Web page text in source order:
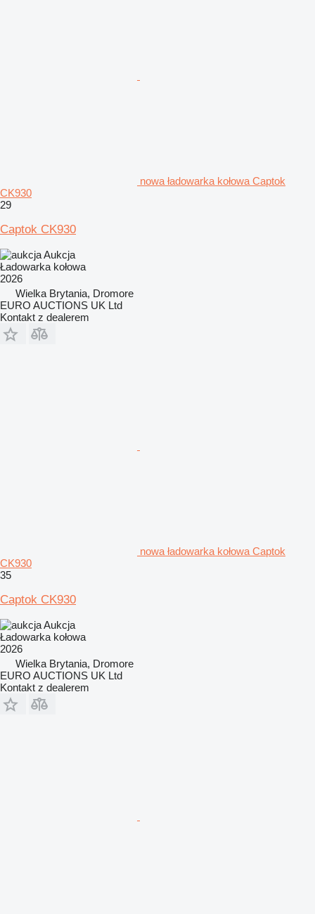
nowa ładowarka kołowa Captok
CK930
29
Captok CK930
Aukcja
Ładowarka kołowa
2026
Wielka Brytania, Dromore
EURO AUCTIONS UK Ltd
Kontakt z dealerem
nowa ładowarka kołowa Captok
CK930
35
Captok CK930
Aukcja
Ładowarka kołowa
2026
Wielka Brytania, Dromore
EURO AUCTIONS UK Ltd
Kontakt z dealerem